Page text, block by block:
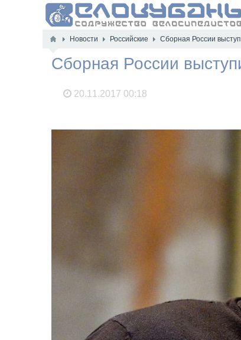
Новости Российские Сборная России
Сборная России
20.11.2017 00:18